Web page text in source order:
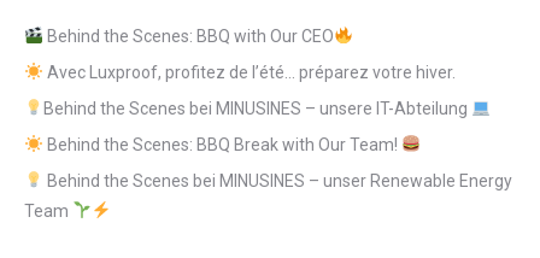
Behind the Scenes: BBQ with Our CEO
Avec Luxproof, profitez de l’été… préparez votre hiver.
Behind the Scenes bei MINUSINES – unsere IT-Abteilung
Behind the Scenes: BBQ Break with Our Team!
Behind the Scenes bei MINUSINES – unser Renewable Energy
Team